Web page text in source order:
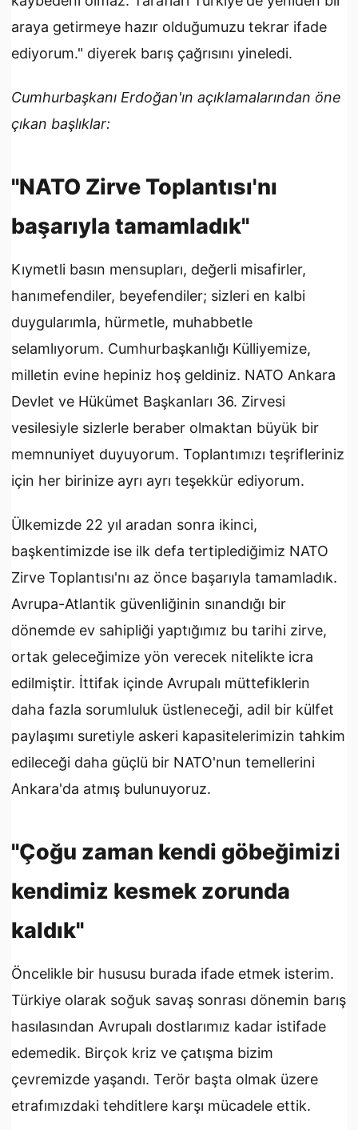
araya getirmeye hazır olduğumuzu tekrar ifade
ediyorum." diyerek barış çağrısını yineledi.
Cumhurbaşkanı Erdoğan'ın açıklamalarından öne
çıkan başlıklar:
"NATO Zirve Toplantısı'nı
başarıyla tamamladık"
Kıymetli basın mensupları, değerli misafirler,
hanımefendiler, beyefendiler; sizleri en kalbi
duygularımla, hürmetle, muhabbetle
selamlıyorum. Cumhurbaşkanlığı Külliyemize,
milletin evine hepiniz hoş geldiniz. NATO Ankara
Devlet ve Hükümet Başkanları 36. Zirvesi
vesilesiyle sizlerle beraber olmaktan büyük bir
memnuniyet duyuyorum. Toplantımızı teşrifleriniz
için her birinize ayrı ayrı teşekkür ediyorum.
Ülkemizde 22 yıl aradan sonra ikinci,
başkentimizde ise ilk defa tertiplediğimiz NATO
Zirve Toplantısı'nı az önce başarıyla tamamladık.
Avrupa-Atlantik güvenliğinin sınandığı bir
dönemde ev sahipliği yaptığımız bu tarihi zirve,
ortak geleceğimize yön verecek nitelikte icra
edilmiştir. İttifak içinde Avrupalı müttefiklerin
daha fazla sorumluluk üstleneceği, adil bir külfet
paylaşımı suretiyle askeri kapasitelerimizin tahkim
edileceği daha güçlü bir NATO'nun temellerini
Ankara'da atmış bulunuyoruz.
"Çoğu zaman kendi göbeğimizi
kendimiz kesmek zorunda
kaldık"
Öncelikle bir hususu burada ifade etmek isterim.
Türkiye olarak soğuk savaş sonrası dönemin barış
hasılasından Avrupalı dostlarımız kadar istifade
edemedik. Birçok kriz ve çatışma bizim
çevremizde yaşandı. Terör başta olmak üzere
etrafımızdaki tehditlere karşı mücadele ettik.